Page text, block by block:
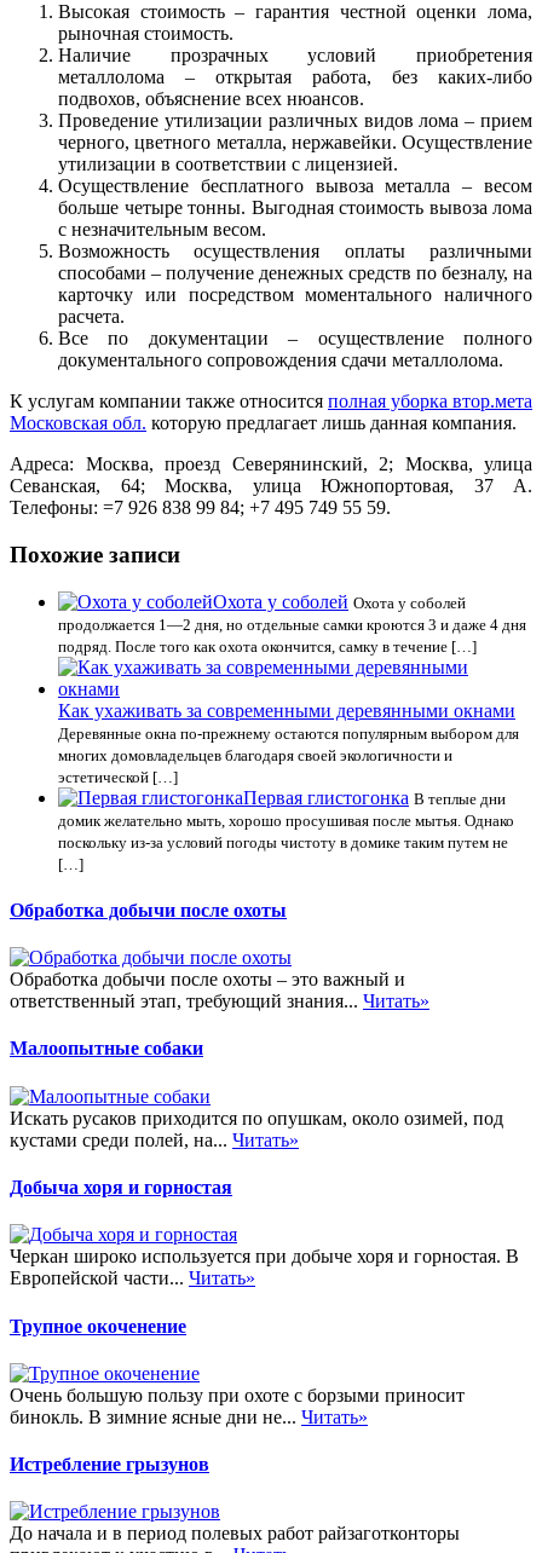
Высокая стоимость – гарантия честной оценки лома,
рыночная стоимость.
Наличие прозрачных условий приобретения
металлолома – открытая работа, без каких-либо
подвохов, объяснение всех нюансов.
Проведение утилизации различных видов лома – прием
черного, цветного металла, нержавейки. Осуществление
утилизации в соответствии с лицензией.
Осуществление бесплатного вывоза металла – весом
больше четыре тонны. Выгодная стоимость вывоза лома
с незначительным весом.
Возможность осуществления оплаты различными
способами – получение денежных средств по безналу, на
карточку или посредством моментального наличного
расчета.
Все по документации – осуществление полного
документального сопровождения сдачи металлолома.
К услугам компании также относится полная уборка втор.мета
Московская обл. которую предлагает лишь данная компания.
Адреса: Москва, проезд Северянинский, 2; Москва, улица
Севанская, 64; Москва, улица Южнопортовая, 37 А.
Телефоны: =7 926 838 99 84; +7 495 749 55 59.
Похожие записи
Охота у соболей Охота у соболей
продолжается 1—2 дня, но отдельные самки кроются 3 и даже 4 дня
подряд. После того как охота окончится, самку в течение […]
Как ухаживать за современными деревянными окнами
Деревянные окна по-прежнему остаются популярным выбором для
многих домовладельцев благодаря своей экологичности и
эстетической […]
Первая глистогонка В теплые дни
домик желательно мыть, хорошо просушивая после мытья. Однако
поскольку из-за условий погоды чистоту в домике таким путем не
[…]
Обработка добычи после охоты
Обработка добычи после охоты – это важный и
ответственный этап, требующий знания... Читать»
Малоопытные собаки
Искать русаков приходится по опушкам, около озимей, под
кустами среди полей, на... Читать»
Добыча хоря и горностая
Черкан широко используется при добыче хоря и горностая. В
Европейской части... Читать»
Трупное окоченение
Очень большую пользу при охоте с борзыми приносит
бинокль. В зимние ясные дни не... Читать»
Истребление грызунов
До начала и в период полевых работ райзаготконторы